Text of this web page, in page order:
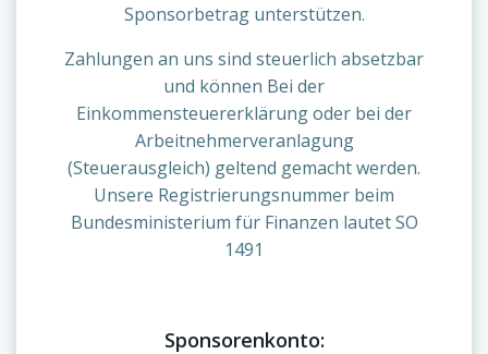
Sponsorbetrag unterstützen.
Zahlungen an uns sind steuerlich absetzbar
und können Bei der
Einkommensteuererklärung oder bei der
Arbeitnehmerveranlagung
(Steuerausgleich) geltend gemacht werden.
Unsere Registrierungsnummer beim
Bundesministerium für Finanzen lautet SO
1491
Sponsorenkonto: